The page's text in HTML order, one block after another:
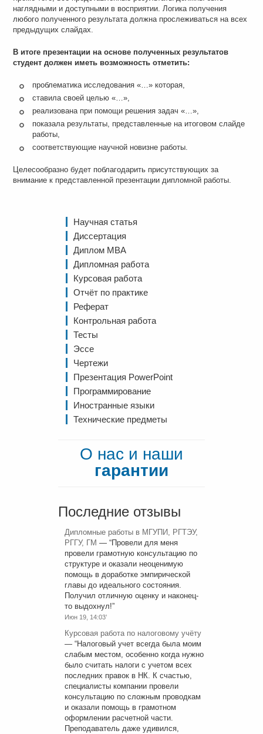
наглядными и доступными в восприятии. Логика получения
любого полученного результата должна прослеживаться на всех
предыдущих слайдах.
В итоге презентации на основе полученных результатов
студент должен иметь возможность отметить:
проблематика исследования «…» которая,
ставила своей целью «…»,
реализована при помощи решения задач «…»,
показала результаты, представленные на итоговом слайде
работы,
соответствующие научной новизне работы.
Целесообразно будет поблагодарить присутствующих за
внимание к представленной презентации дипломной работы.
Научная статья
Диссертация
Диплом MBA
Дипломная работа
Курсовая работа
Отчёт по практике
Реферат
Контрольная работа
Тесты
Эссе
Чертежи
Презентация PowerPoint
Программирование
Иностранные языки
Технические предметы
О нас и наши
гарантии
Последние отзывы
Дипломные работы в МГУПИ, РГТЭУ,
РГГУ, ГМ — “Провели для меня
провели грамотную консультацию по
структуре и оказали неоценимую
помощь в доработке эмпирической
главы до идеального состояния.
Получил отличную оценку и наконец-
то выдохнул!”
Июн 19, 14:03’
Курсовая работа по налоговому учёту
— “Налоговый учет всегда была моим
слабым местом, особенно когда нужно
было считать налоги с учетом всех
последних правок в НК. К счастью,
специалисты компании провели
консультацию по сложным проводкам
и оказали помощь в грамотном
оформлении расчетной части.
Преподаватель даже удивился,